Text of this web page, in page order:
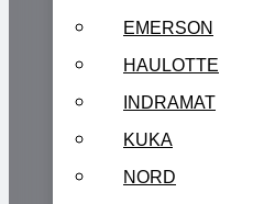
EMERSON
HAULOTTE
INDRAMAT
KUKA
NORD